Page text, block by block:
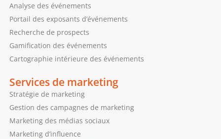
Analyse des événements
Portail des exposants d’événements
Recherche de prospects
Gamification des événements
Cartographie intérieure des événements
Services de marketing
Stratégie de marketing
Gestion des campagnes de marketing
Marketing des médias sociaux
Marketing d’influence